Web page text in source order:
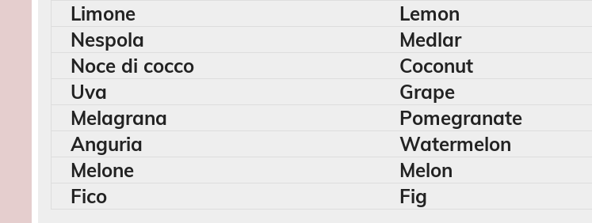
Limone
Lemon
Nespola
Medlar
Noce di cocco
Coconut
Uva
Grape
Melagrana
Pomegranate
Anguria
Watermelon
Melone
Melon
Fico
Fig